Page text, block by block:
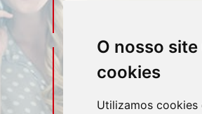
O nosso site
cookies
Utilizamos cookies
Contato